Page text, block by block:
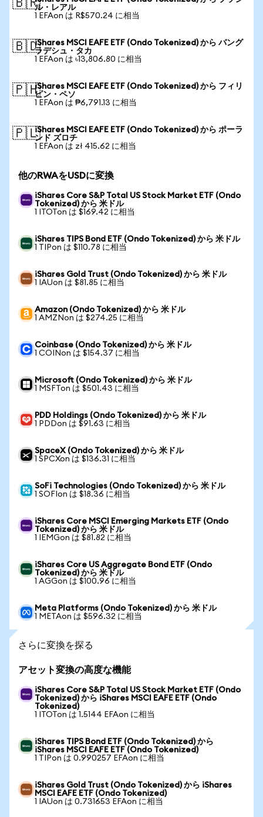
🇧🇷ル・レアル
1 EFAon は R$570.24 に相当
🇧🇩iShares MSCI EAFE ETF (Ondo Tokenized) から バング
ラデシュ・タカ
1 EFAon は ৳13,806.80 に相当
🇵🇭iShares MSCI EAFE ETF (Ondo Tokenized) から フィリ
ピン・ペソ
1 EFAon は ₱6,791.13 に相当
🇵🇱iShares MSCI EAFE ETF (Ondo Tokenized) から ポーラ
ンド ズロチ
1 EFAon は zł 415.62 に相当
他のRWAをUSDに変換
iShares Core S&P Total US Stock Market ETF (Ondo
Tokenized) から 米ドル
1 ITOTon は $169.42 に相当
iShares TIPS Bond ETF (Ondo Tokenized) から 米ドル
1 TIPon は $110.78 に相当
iShares Gold Trust (Ondo Tokenized) から 米ドル
1 IAUon は $81.85 に相当
Amazon (Ondo Tokenized) から 米ドル
1 AMZNon は $274.25 に相当
Coinbase (Ondo Tokenized) から 米ドル
1 COINon は $154.37 に相当
Microsoft (Ondo Tokenized) から 米ドル
1 MSFTon は $501.43 に相当
PDD Holdings (Ondo Tokenized) から 米ドル
1 PDDon は $91.63 に相当
SpaceX (Ondo Tokenized) から 米ドル
1 SPCXon は $136.31 に相当
SoFi Technologies (Ondo Tokenized) から 米ドル
1 SOFIon は $18.36 に相当
iShares Core MSCI Emerging Markets ETF (Ondo
Tokenized) から 米ドル
1 IEMGon は $81.82 に相当
iShares Core US Aggregate Bond ETF (Ondo
Tokenized) から 米ドル
1 AGGon は $100.96 に相当
Meta Platforms (Ondo Tokenized) から 米ドル
1 METAon は $596.32 に相当
さらに変換を探る
アセット変換の高度な機能
iShares Core S&P Total US Stock Market ETF (Ondo
Tokenized) から iShares MSCI EAFE ETF (Ondo
Tokenized)
1 ITOTon は 1.5144 EFAon に相当
iShares TIPS Bond ETF (Ondo Tokenized) から
iShares MSCI EAFE ETF (Ondo Tokenized)
1 TIPon は 0.990257 EFAon に相当
iShares Gold Trust (Ondo Tokenized) から iShares
MSCI EAFE ETF (Ondo Tokenized)
1 IAUon は 0.731653 EFAon に相当